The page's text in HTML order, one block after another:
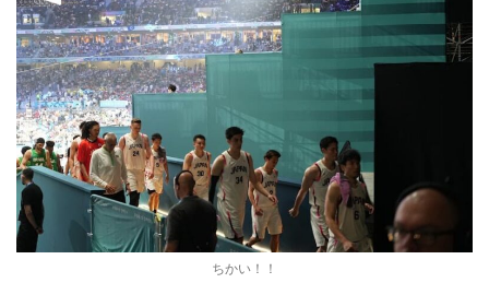
ちかい！！